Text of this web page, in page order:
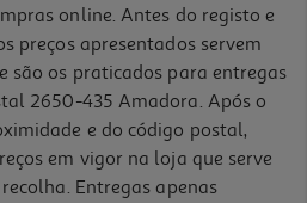
online. Antes do registo e
preços apresentados servem
são os praticados para entregas
2650-435 Amadora. Após o
e do código postal,
em vigor na loja que serve
Entregas apenas